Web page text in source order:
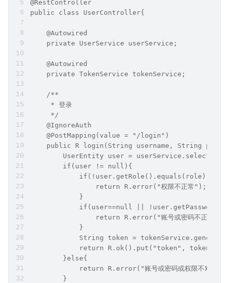
@RestController
public class UserController{
    @Autowired
    private UserService userService;
    @Autowired
    private TokenService tokenService;
    /**
     * 登录
     */
    @IgnoreAuth
    @PostMapping(value = "/login")
public R login(String username, String
UserEntity user =
        if(user != null){
            if(!user.getRole().equals(role)){
                return R.error("权限不正常");
            }
if(user==null ||
                return R.error("账号或密码不正确");
            }
String token =
            return R.ok().put("token", token);
        }else{
            return R.error("账号或密码或权限不对");
        }